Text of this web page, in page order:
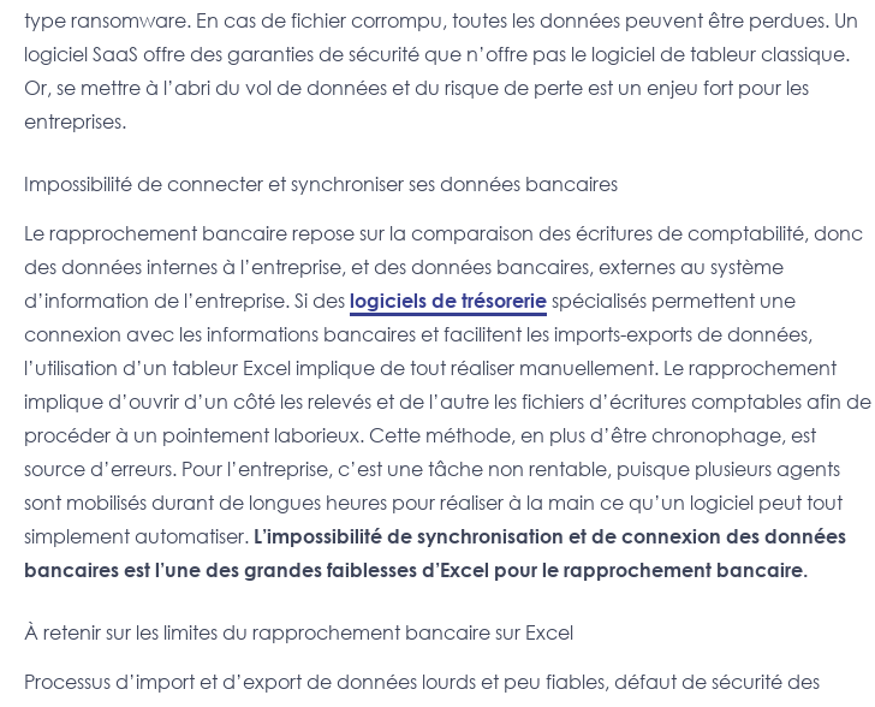
type ransomware. En cas de fichier corrompu, toutes les données peuvent être perdues. Un
logiciel SaaS offre des garanties de sécurité que n’offre pas le logiciel de tableur classique.
Or, se mettre à l’abri du vol de données et du risque de perte est un enjeu fort pour les
entreprises.
Impossibilité de connecter et synchroniser ses données bancaires
Le rapprochement bancaire repose sur la comparaison des écritures de comptabilité, donc
des données internes à l’entreprise, et des données bancaires, externes au système
d’information de l’entreprise. Si des logiciels de trésorerie spécialisés permettent une
connexion avec les informations bancaires et facilitent les imports-exports de données,
l’utilisation d’un tableur Excel implique de tout réaliser manuellement. Le rapprochement
implique d’ouvrir d’un côté les relevés et de l’autre les fichiers d’écritures comptables afin de
procéder à un pointement laborieux. Cette méthode, en plus d’être chronophage, est
source d’erreurs. Pour l’entreprise, c’est une tâche non rentable, puisque plusieurs agents
sont mobilisés durant de longues heures pour réaliser à la main ce qu’un logiciel peut tout
simplement automatiser. L’impossibilité de synchronisation et de connexion des données
bancaires est l’une des grandes faiblesses d’Excel pour le rapprochement bancaire.
À retenir sur les limites du rapprochement bancaire sur Excel
Processus d’import et d’export de données lourds et peu fiables, défaut de sécurité des